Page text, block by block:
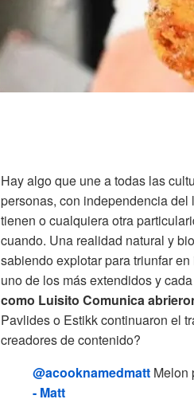
Hay algo que une a todas las
personas, con independencia
tienen o cualquiera otra
cuando. Una realidad natural y
sabiendo explotar para triunfar
uno de los más extendidos y
como Luisito Comunica
Pavlides o Estikk continuaron el
creadores de contenido?
@acooknamedmatt Melon
- Matt